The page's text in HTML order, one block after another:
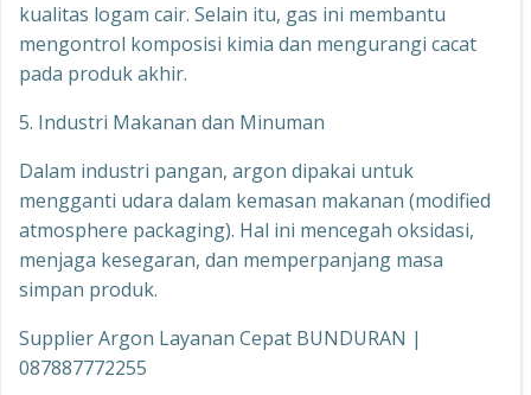
kualitas logam cair. Selain itu, gas ini membantu
mengontrol komposisi kimia dan mengurangi cacat
pada produk akhir.
5. Industri Makanan dan Minuman
Dalam industri pangan, argon dipakai untuk
mengganti udara dalam kemasan makanan (modified
atmosphere packaging). Hal ini mencegah oksidasi,
menjaga kesegaran, dan memperpanjang masa
simpan produk.
Supplier Argon Layanan Cepat BUNDURAN |
087887772255